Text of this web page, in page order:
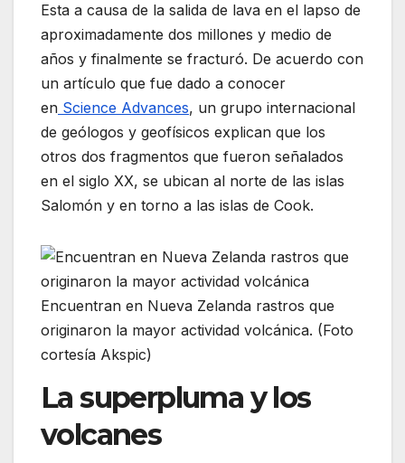
Esta a causa de la salida de lava en el lapso de
aproximadamente dos millones y medio de
años y finalmente se fracturó. De acuerdo con
un artículo que fue dado a conocer
en Science Advances, un grupo internacional
de geólogos y geofísicos explican que los
otros dos fragmentos que fueron señalados
en el siglo XX, se ubican al norte de las islas
Salomón y en torno a las islas de Cook.
Encuentran en Nueva Zelanda rastros que
originaron la mayor actividad volcánica. (Foto
cortesía Akspic)
La superpluma y los
volcanes